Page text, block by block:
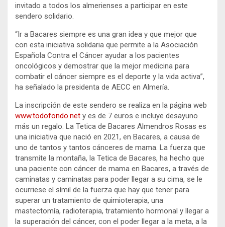
invitado a todos los almerienses a participar en este
sendero solidario.
“Ir a Bacares siempre es una gran idea y que mejor que
con esta iniciativa solidaria que permite a la Asociación
Española Contra el Cáncer ayudar a los pacientes
oncológicos y demostrar que la mejor medicina para
combatir el cáncer siempre es el deporte y la vida activa”,
ha señalado la presidenta de AECC en Almería.
La inscripción de este sendero se realiza en la página web
www.todofondo.net y es de 7 euros e incluye desayuno
más un regalo. La Tetica de Bacares Almendros Rosas es
una iniciativa que nació en 2021, en Bacares, a causa de
uno de tantos y tantos cánceres de mama. La fuerza que
transmite la montaña, la Tetica de Bacares, ha hecho que
una paciente con cáncer de mama en Bacares, a través de
caminatas y caminatas para poder llegar a su cima, se le
ocurriese el símil de la fuerza que hay que tener para
superar un tratamiento de quimioterapia, una
mastectomía, radioterapia, tratamiento hormonal y llegar a
la superación del cáncer, con el poder llegar a la meta, a la